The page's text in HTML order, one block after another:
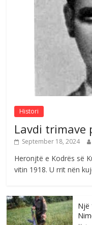
në
Histori
Lavdi trimave
September 18, 2024
Heronjtë e Kodrës së
vitin 1918. U rrit nën
Një